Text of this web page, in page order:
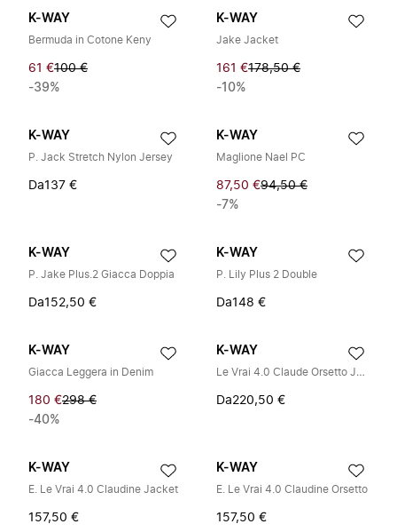
K-WAY
Bermuda in Cotone Keny
61 €100 €
-39%
K-WAY
Jake Jacket
161 €178,50 €
-10%
K-WAY
P. Jack Stretch Nylon Jersey
Da137 €
K-WAY
Maglione Nael PC
87,50 €94,50 €
-7%
K-WAY
P. Jake Plus.2 Giacca Doppia
Da152,50 €
K-WAY
P. Lily Plus 2 Double
Da148 €
K-WAY
Giacca Leggera in Denim
180 €298 €
-40%
K-WAY
Le Vrai 4.0 Claude Orsetto Jacket
Da220,50 €
K-WAY
E. Le Vrai 4.0 Claudine Jacket
157,50 €
K-WAY
E. Le Vrai 4.0 Claudine Orsetto
157,50 €